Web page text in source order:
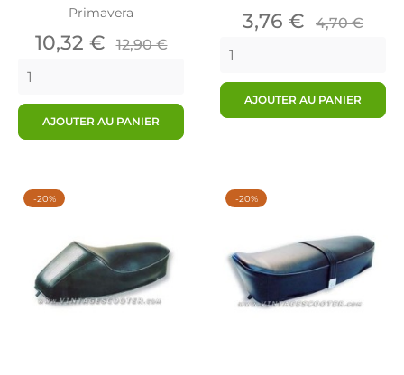
Primavera
Prix
10,32 € Prix
12,90 €
AJOUTER AU PANIER
Prix
3,76 € Prix
4,70 €
AJOUTER AU PANIER
-20% -20%